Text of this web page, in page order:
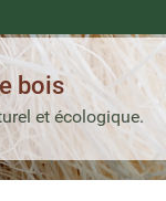
bois
et écologique.